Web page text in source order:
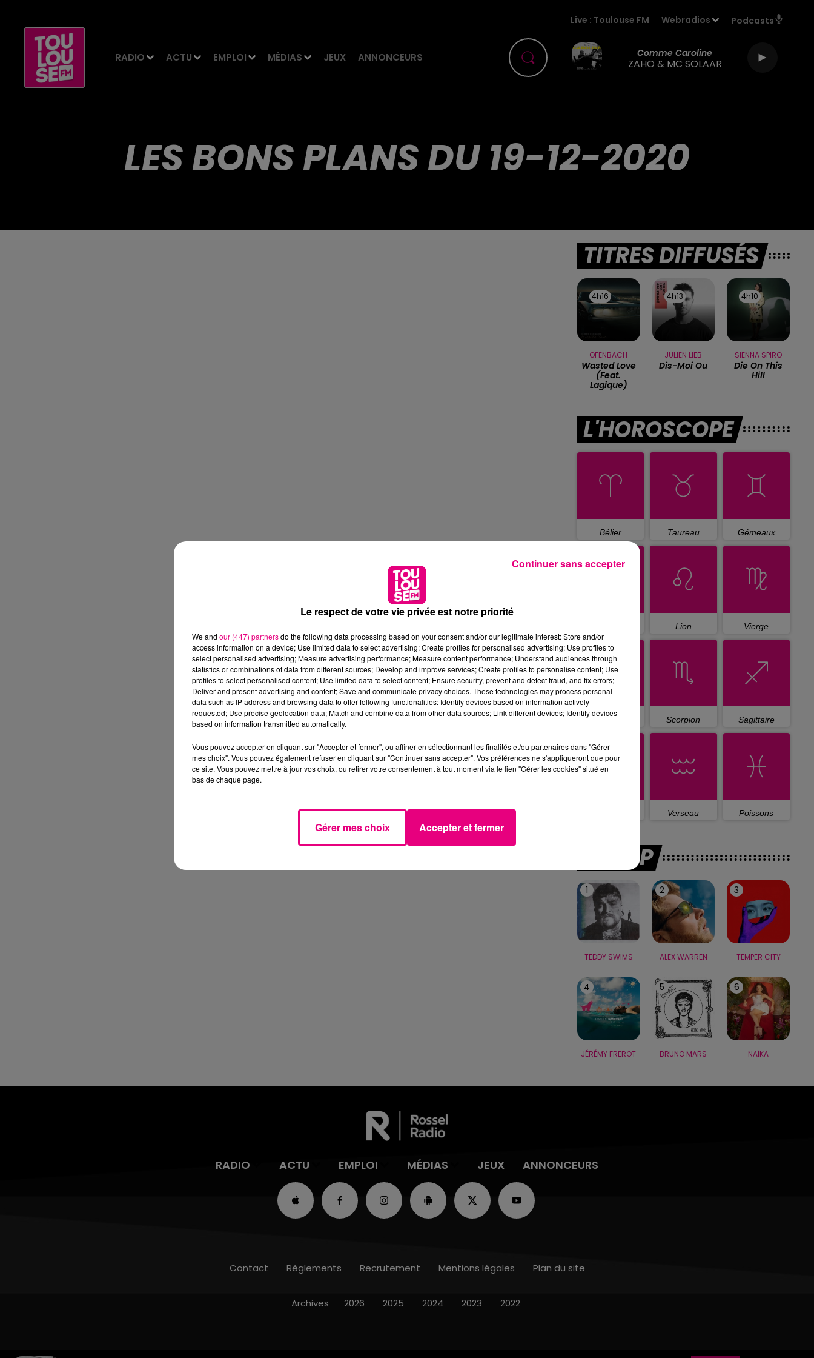
RADIO ACTU EMPLOI MÉDIAS JEUX ANNONCEURS
Live : Toulouse FM Webradios Podcasts
Comme Caroline
ZAHO & MC SOLAAR
LES BONS PLANS DU 19-12-2020
TITRES DIFFUSÉS
4h16
4h16
OFENBACH
Wasted Love
(feat.
Lagique)
4h13
4h13
JULIEN LIEB
Dis-Moi Ou
4h10
4h10
SIENNA SPIRO
Die On This
Hill
L'HOROSCOPE
Bélier Taureau Gémeaux
Lion Vierge
Scorpion Sagittaire
Verseau Poissons
LE TOP
1
TEDDY SWIMS
2
ALEX WARREN
3
TEMPER CITY
4
JÉRÉMY FREROT
5
BRUNO MARS
6
NAÏKA
RADIO ACTU EMPLOI MÉDIAS JEUX ANNONCEURS
Contact Règlements Recrutement Mentions légales Plan du site
Archives 2026 2025 2024 2023 2022
Le respect de votre vie privée est notre priorité
We and our (447) partnersdo the following data processing based on your consent and/or our legitimate interest: Store and/or
access information on a device; Use limited data to select advertising; Create profiles for personalised advertising; Use profiles to
select personalised advertising; Measure advertising performance; Measure content performance; Understand audiences through
statistics or combinations of data from different sources; Develop and improve services; Create profiles to personalise content; Use
profiles to select personalised content; Use limited data to select content; Ensure security, prevent and detect fraud, and fix errors;
Deliver and present advertising and content; Save and communicate privacy choices. These technologies may process personal
data such as IP address and browsing data to offer following functionalities: Identify devices based on information actively
requested; Use precise geolocation data; Match and combine data from other data sources; Link different devices; Identify devices
based on information transmitted automatically.
Vous pouvez accepter en cliquant sur "Accepter et fermer", ou affiner en sélectionnant les finalités et/ou partenaires dans "Gérer
mes choix". Vous pouvez également refuser en cliquant sur "Continuer sans accepter". Vos préférences ne s'appliqueront que pour
ce site. Vous pouvez mettre à jour vos choix, ou retirer votre consentement à tout moment via le lien "Gérer les cookies" situé en
bas de chaque page.
Gérer mes choix Accepter et fermer
Continuer sans accepter